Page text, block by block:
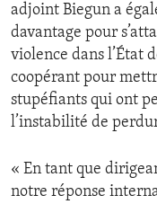
adjoint Biegun a
davantage pour
violence dans l’État
coopérant pour
stupéfiants qui ont
l’instabilité de
« En tant que
notre réponse